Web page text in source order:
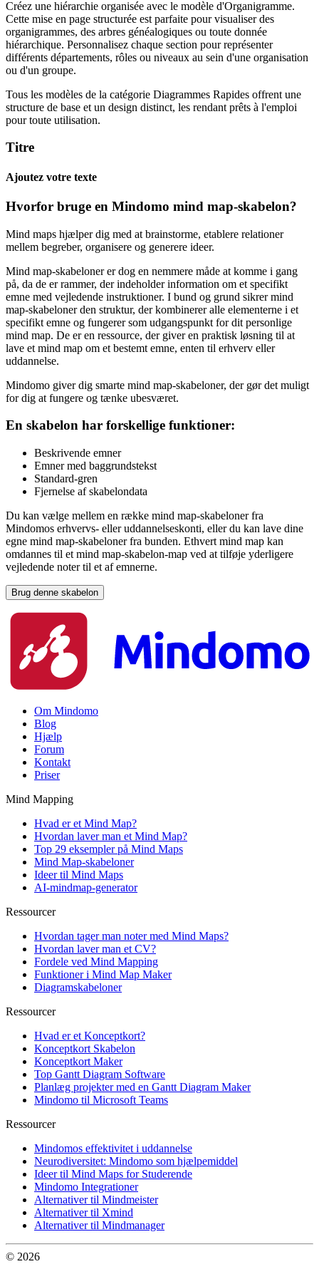
Créez une hiérarchie organisée avec le modèle d'Organigramme.
Cette mise en page structurée est parfaite pour visualiser des
organigrammes, des arbres généalogiques ou toute donnée
hiérarchique. Personnalisez chaque section pour représenter
différents départements, rôles ou niveaux au sein d'une organisation
ou d'un groupe.
Tous les modèles de la catégorie Diagrammes Rapides offrent une
structure de base et un design distinct, les rendant prêts à l'emploi
pour toute utilisation.
Titre
Ajoutez votre texte
Hvorfor bruge en Mindomo mind map-skabelon?
Mind maps hjælper dig med at brainstorme, etablere relationer
mellem begreber, organisere og generere ideer.
Mind map-skabeloner er dog en nemmere måde at komme i gang
på, da de er rammer, der indeholder information om et specifikt
emne med vejledende instruktioner. I bund og grund sikrer mind
map-skabeloner den struktur, der kombinerer alle elementerne i et
specifikt emne og fungerer som udgangspunkt for dit personlige
mind map. De er en ressource, der giver en praktisk løsning til at
lave et mind map om et bestemt emne, enten til erhverv eller
uddannelse.
Mindomo giver dig smarte mind map-skabeloner, der gør det muligt
for dig at fungere og tænke ubesværet.
En skabelon har forskellige funktioner:
Beskrivende emner
Emner med baggrundstekst
Standard-gren
Fjernelse af skabelondata
Du kan vælge mellem en række mind map-skabeloner fra
Mindomos erhvervs- eller uddannelseskonti, eller du kan lave dine
egne mind map-skabeloner fra bunden. Ethvert mind map kan
omdannes til et mind map-skabelon-map ved at tilføje yderligere
vejledende noter til et af emnerne.
Brug denne skabelon
Om Mindomo
Blog
Hjælp
Forum
Kontakt
Priser
Mind Mapping
Hvad er et Mind Map?
Hvordan laver man et Mind Map?
Top 29 eksempler på Mind Maps
Mind Map-skabeloner
Ideer til Mind Maps
AI-mindmap-generator
Ressourcer
Hvordan tager man noter med Mind Maps?
Hvordan laver man et CV?
Fordele ved Mind Mapping
Funktioner i Mind Map Maker
Diagramskabeloner
Ressourcer
Hvad er et Konceptkort?
Konceptkort Skabelon
Konceptkort Maker
Top Gantt Diagram Software
Planlæg projekter med en Gantt Diagram Maker
Mindomo til Microsoft Teams
Ressourcer
Mindomos effektivitet i uddannelse
Neurodiversitet: Mindomo som hjælpemiddel
Ideer til Mind Maps for Studerende
Mindomo Integrationer
Alternativer til Mindmeister
Alternativer til Xmind
Alternativer til Mindmanager
© 2026